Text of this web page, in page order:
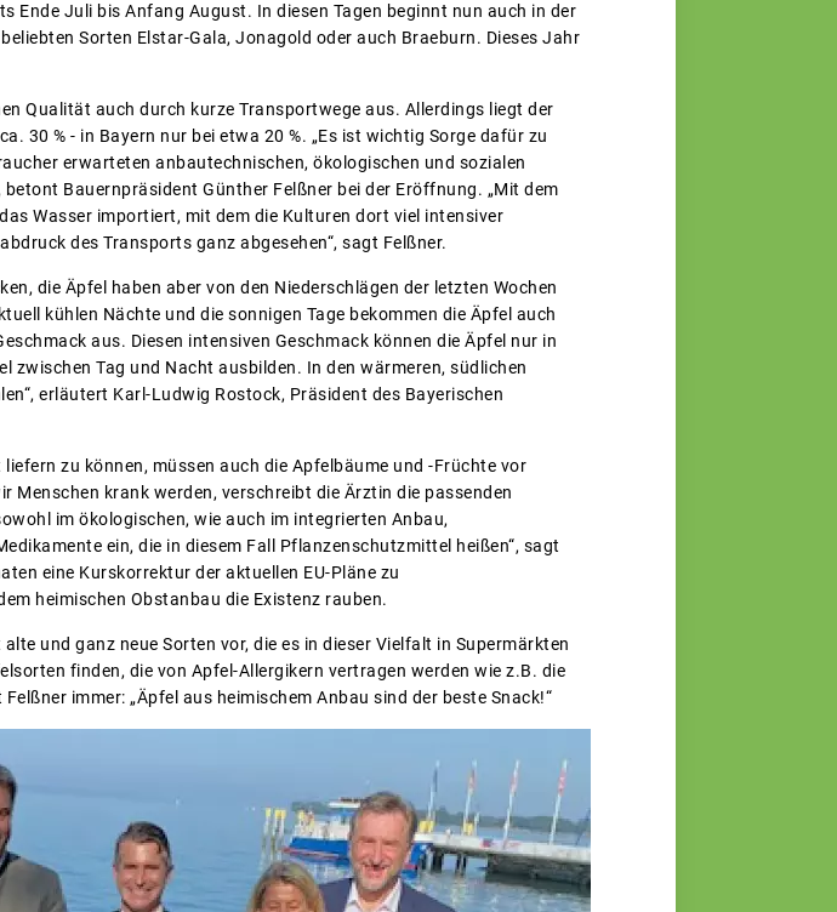
Ende Juli bis Anfang August. In diesen Tagen beginnt nun auch in der
Sorten Elstar-Gala, Jonagold oder auch Braeburn. Dieses Jahr
Qualität auch durch kurze Transportwege aus. Allerdings liegt der
30 % - in Bayern nur bei etwa 20 %. „Es ist wichtig Sorge dafür zu
erwarteten anbautechnischen, ökologischen und sozialen
Bauernpräsident Günther Felßner bei der Eröffnung. „Mit dem
Wasser importiert, mit dem die Kulturen dort viel intensiver
des Transports ganz abgesehen“, sagt Felßner.
die Äpfel haben aber von den Niederschlägen der letzten Wochen
kühlen Nächte und die sonnigen Tage bekommen die Äpfel auch
aus. Diesen intensiven Geschmack können die Äpfel nur in
zwischen Tag und Nacht ausbilden. In den wärmeren, südlichen
erläutert Karl-Ludwig Rostock, Präsident des Bayerischen
zu können, müssen auch die Apfelbäume und -Früchte vor
Menschen krank werden, verschreibt die Ärztin die passenden
im ökologischen, wie auch im integrierten Anbau,
ein, die in diesem Fall Pflanzenschutzmittel heißen“, sagt
eine Kurskorrektur der aktuellen EU-Pläne zu
heimischen Obstanbau die Existenz rauben.
und ganz neue Sorten vor, die es in dieser Vielfalt in Supermärkten
finden, die von Apfel-Allergikern vertragen werden wie z.B. die
immer: „Äpfel aus heimischem Anbau sind der beste Snack!“